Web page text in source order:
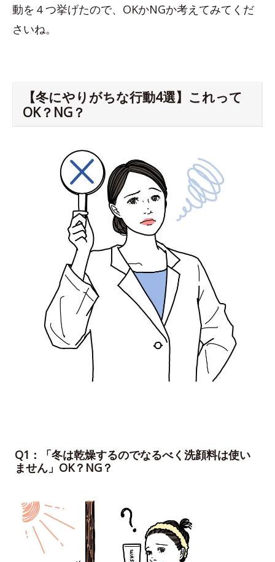
動を４つ挙げたので、OKかNGか考えてみてくだ
さいね。
【冬にやりがちな行動4選】これって
OK？NG？
Q1：「冬は乾燥するのでなるべく洗顔料は使い
ません」OK？NG？